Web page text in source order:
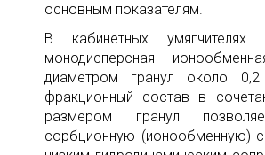
основным показателям.
В кабинетных умягчителях
монодисперсная
диаметром гранул около
фракционный состав в
размером гранул
сорбционную (ионообменную)